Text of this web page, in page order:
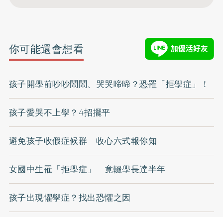
你可能還會想看
孩子開學前吵吵鬧鬧、哭哭啼啼？恐罹「拒學症」！
孩子愛哭不上學？4招擺平
避免孩子收假症候群 收心六式報你知
女國中生罹「拒學症」 竟輟學長達半年
孩子出現懼學症？找出恐懼之因